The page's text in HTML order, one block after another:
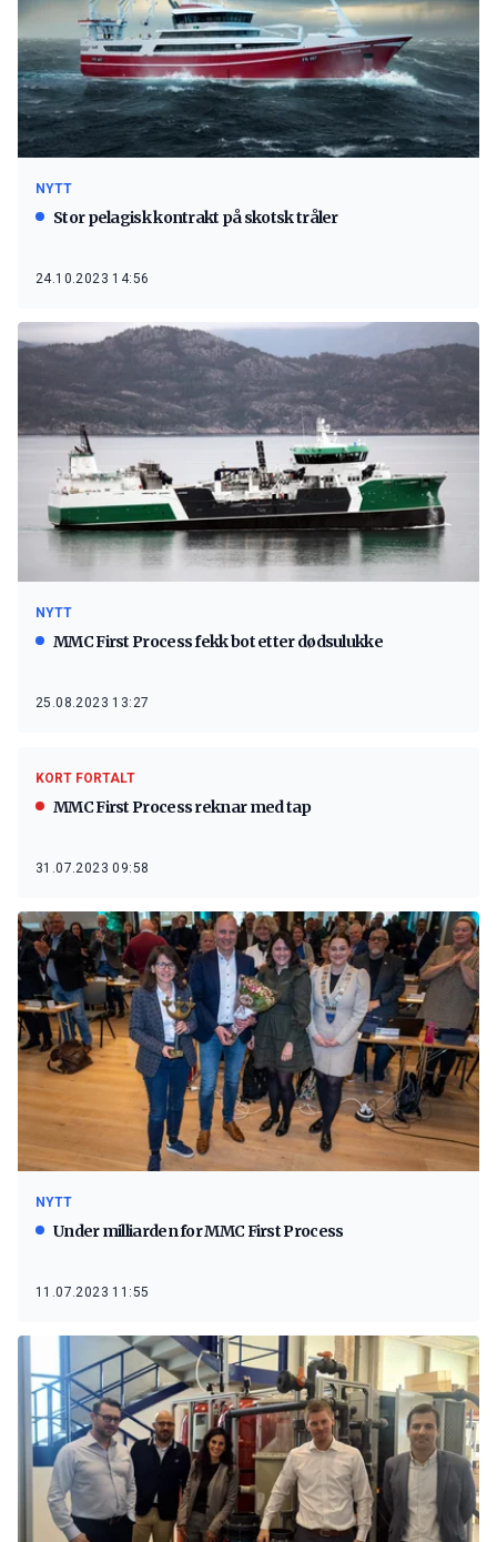
NYTT
Stor pelagisk kontrakt på skotsk tråler
24.10.2023 14:56
NYTT
MMC First Process fekk bot etter dødsulukke
25.08.2023 13:27
KORT FORTALT
MMC First Process reknar med tap
31.07.2023 09:58
NYTT
Under milliarden for MMC First Process
11.07.2023 11:55